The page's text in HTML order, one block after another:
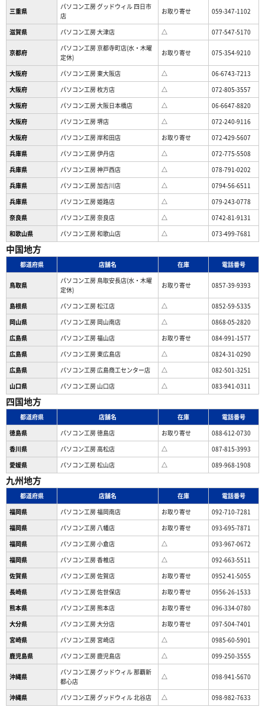
三重県
パソコン工房 グッドウィル 四日市
店
お取り寄せ 059-347-1102
滋賀県 パソコン工房 大津店 △ 077-547-5170
京都府
パソコン工房 京都寺町店(水・木曜
定休)
お取り寄せ 075-354-9210
大阪府 パソコン工房 東大阪店 △
06-6743-7213
大阪府
パソコン工房 枚方店 △
072-805-3557
大阪府
パソコン工房 大阪日本橋店 △
06-6647-8820
大阪府
パソコン工房 堺店 △
072-240-9116
大阪府
パソコン工房 岸和田店 お取り寄せ
072-429-5607
兵庫県
パソコン工房 伊丹店 △
072-775-5508
兵庫県
パソコン工房 神戸西店 △
078-791-0202
兵庫県
パソコン工房 加古川店 △
0794-56-6511
兵庫県
パソコン工房 姫路店 △
079-243-0778
奈良県
パソコン工房 奈良店 △
0742-81-9131
和歌山県
パソコン工房 和歌山店 △ 073-499-7681
中国地方
都道府県 店舗名 在庫 電話番号
鳥取県
パソコン工房 鳥取安長店(水・木曜
定休)
お取り寄せ 0857-39-9393
島根県 パソコン工房 松江店 △
0852-59-5335
岡山県
パソコン工房 岡山南店 △
0868-05-2820
広島県
パソコン工房 福山店 お取り寄せ
084-991-1577
広島県
パソコン工房 東広島店 △
0824-31-0290
広島県
パソコン工房 広島商工センター店 △
082-501-3251
山口県
パソコン工房 山口店 △ 083-941-0311
四国地方
都道府県 店舗名 在庫
電話番号
徳島県
パソコン工房 徳島店 お取り寄せ
088-612-0730
香川県
パソコン工房 高松店 △
087-815-3993
愛媛県
パソコン工房 松山店 △ 089-968-1908
九州地方
都道府県 店舗名 在庫
電話番号
福岡県
パソコン工房 福岡南店 お取り寄せ
092-710-7281
福岡県
パソコン工房 八幡店 お取り寄せ
093-695-7871
福岡県
パソコン工房 小倉店 △
093-967-0672
福岡県
パソコン工房 香椎店 △
092-663-5511
佐賀県
パソコン工房 佐賀店 お取り寄せ
0952-41-5055
長崎県
パソコン工房 佐世保店 お取り寄せ
0956-26-1533
熊本県
パソコン工房 熊本店 お取り寄せ
096-334-0780
大分県
パソコン工房 大分店 お取り寄せ
097-504-7401
宮崎県
パソコン工房 宮崎店 △
0985-60-5901
鹿児島県
パソコン工房 鹿児島店 △ 099-250-3555
沖縄県
パソコン工房 グッドウィル 那覇新
都心店
△ 098-941-5670
沖縄県 パソコン工房 グッドウィル 北谷店 △ 098-982-7633